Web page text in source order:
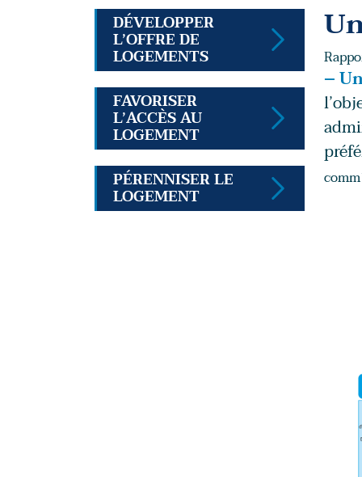
DÉVELOPPER
L’OFFRE DE
LOGEMENTS
FAVORISER
L’ACCÈS AU
LOGEMENT
PÉRENNISER LE
LOGEMENT
–